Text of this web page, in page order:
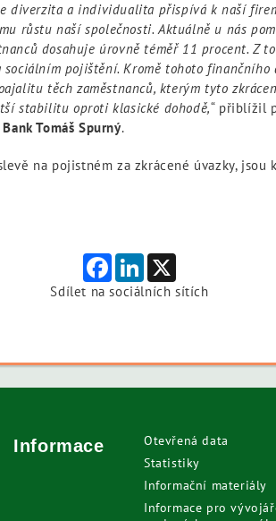
diverzita a individualita přispívá k naší
růstu naší společnosti. Aktuálně u nás
dosahuje úrovně téměř 11 procent. Z
pojištění. Kromě tohoto finančního
těch zaměstnanců, kterým tyto
stabilitu oproti klasické dohodě,“ přiblížil
Tomáš Spurný.
na pojistném za zkrácené úvazky,
Facebook
LinkedIn
X
Sdílet na sociálních sítích
Informace
Otevřená data
Statistiky
Informační materiály
Informace pro